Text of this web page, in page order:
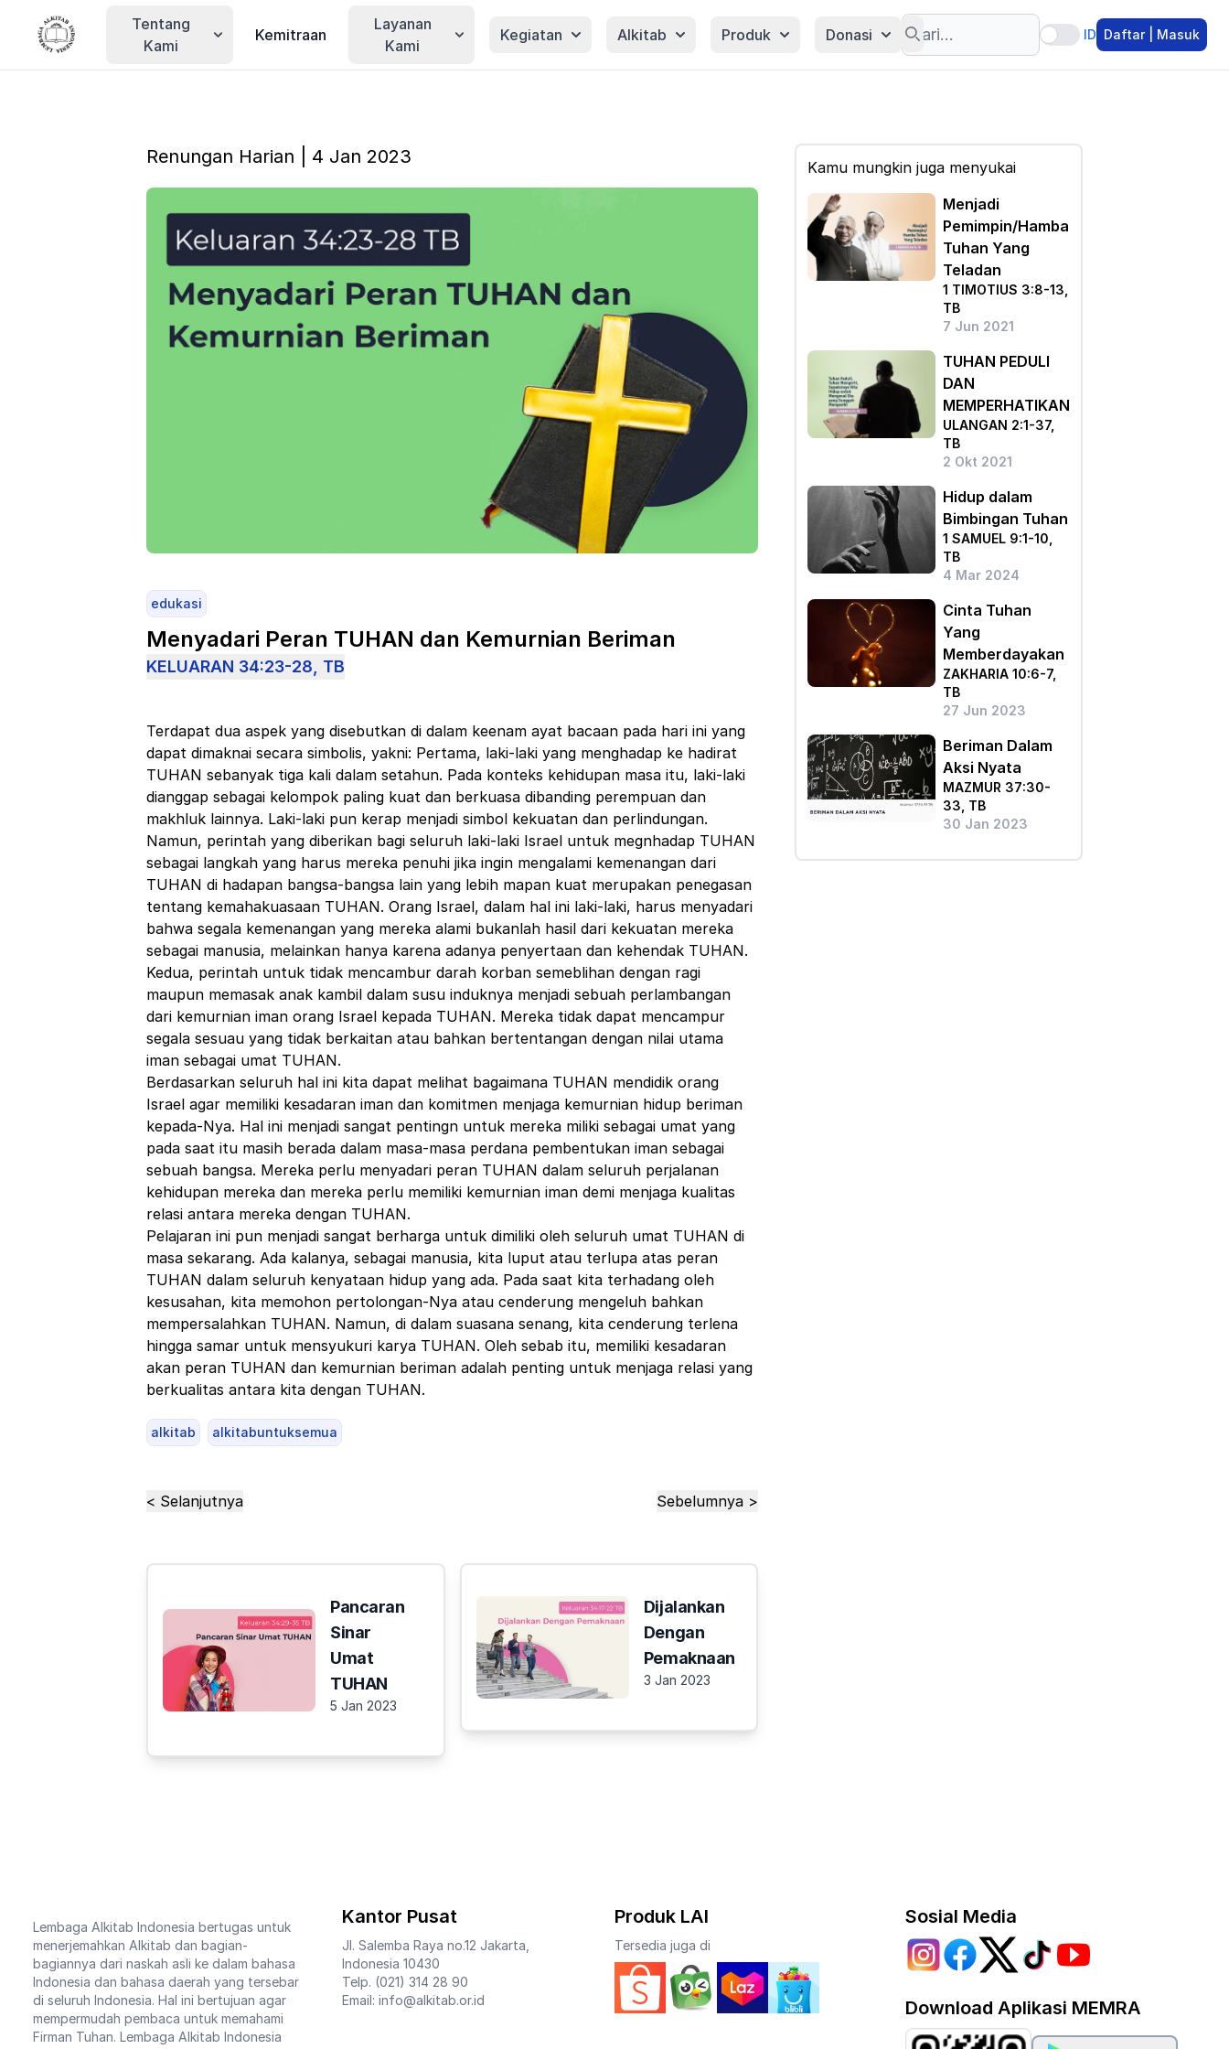
Tentang
Kami
Kemitraan
Layanan
Kami
Kegiatan Alkitab Produk Donasi
Search
ID Daftar | Masuk
Renungan Harian | 4 Jan 2023
edukasi
Menyadari Peran TUHAN dan Kemurnian Beriman
KELUARAN 34:23-28, TB
Terdapat dua aspek yang disebutkan di dalam keenam ayat bacaan pada hari ini yang
dapat dimaknai secara simbolis, yakni: Pertama, laki-laki yang menghadap ke hadirat
TUHAN sebanyak tiga kali dalam setahun. Pada konteks kehidupan masa itu, laki-laki
dianggap sebagai kelompok paling kuat dan berkuasa dibanding perempuan dan
makhluk lainnya. Laki-laki pun kerap menjadi simbol kekuatan dan perlindungan.
Namun, perintah yang diberikan bagi seluruh laki-laki Israel untuk megnhadap TUHAN
sebagai langkah yang harus mereka penuhi jika ingin mengalami kemenangan dari
TUHAN di hadapan bangsa-bangsa lain yang lebih mapan kuat merupakan penegasan
tentang kemahakuasaan TUHAN. Orang Israel, dalam hal ini laki-laki, harus menyadari
bahwa segala kemenangan yang mereka alami bukanlah hasil dari kekuatan mereka
sebagai manusia, melainkan hanya karena adanya penyertaan dan kehendak TUHAN.
Kedua, perintah untuk tidak mencambur darah korban semeblihan dengan ragi
maupun memasak anak kambil dalam susu induknya menjadi sebuah perlambangan
dari kemurnian iman orang Israel kepada TUHAN. Mereka tidak dapat mencampur
segala sesuau yang tidak berkaitan atau bahkan bertentangan dengan nilai utama
iman sebagai umat TUHAN.
Berdasarkan seluruh hal ini kita dapat melihat bagaimana TUHAN mendidik orang
Israel agar memiliki kesadaran iman dan komitmen menjaga kemurnian hidup beriman
kepada-Nya. Hal ini menjadi sangat pentingn untuk mereka miliki sebagai umat yang
pada saat itu masih berada dalam masa-masa perdana pembentukan iman sebagai
sebuah bangsa. Mereka perlu menyadari peran TUHAN dalam seluruh perjalanan
kehidupan mereka dan mereka perlu memiliki kemurnian iman demi menjaga kualitas
relasi antara mereka dengan TUHAN.
Pelajaran ini pun menjadi sangat berharga untuk dimiliki oleh seluruh umat TUHAN di
masa sekarang. Ada kalanya, sebagai manusia, kita luput atau terlupa atas peran
TUHAN dalam seluruh kenyataan hidup yang ada. Pada saat kita terhadang oleh
kesusahan, kita memohon pertolongan-Nya atau cenderung mengeluh bahkan
mempersalahkan TUHAN. Namun, di dalam suasana senang, kita cenderung terlena
hingga samar untuk mensyukuri karya TUHAN. Oleh sebab itu, memiliki kesadaran
akan peran TUHAN dan kemurnian beriman adalah penting untuk menjaga relasi yang
berkualitas antara kita dengan TUHAN.
alkitab alkitabuntuksemua
< Selanjutnya Sebelumnya >
Pancaran
Sinar
Umat
TUHAN
5 Jan 2023
Dijalankan
Dengan
Pemaknaan
3 Jan 2023
Kamu mungkin juga menyukai
Menjadi
Pemimpin/Hamba
Tuhan Yang
Teladan
1 TIMOTIUS 3:8-13,
TB
7 Jun 2021
TUHAN PEDULI
DAN
MEMPERHATIKAN
ULANGAN 2:1-37,
TB
2 Okt 2021
Hidup dalam
Bimbingan Tuhan
1 SAMUEL 9:1-10,
TB
4 Mar 2024
Cinta Tuhan
Yang
Memberdayakan
ZAKHARIA 10:6-7,
TB
27 Jun 2023
Beriman Dalam
Aksi Nyata
MAZMUR 37:30-
33, TB
30 Jan 2023
Lembaga Alkitab Indonesia bertugas untuk
menerjemahkan Alkitab dan bagian-
bagiannya dari naskah asli ke dalam bahasa
Indonesia dan bahasa daerah yang tersebar
di seluruh Indonesia. Hal ini bertujuan agar
mempermudah pembaca untuk memahami
Firman Tuhan. Lembaga Alkitab Indonesia
Kantor Pusat
Jl. Salemba Raya no.12 Jakarta,
Indonesia 10430
Telp. (021) 314 28 90
Email: info@alkitab.or.id
Produk LAI
Tersedia juga di
Sosial Media
Download Aplikasi MEMRA